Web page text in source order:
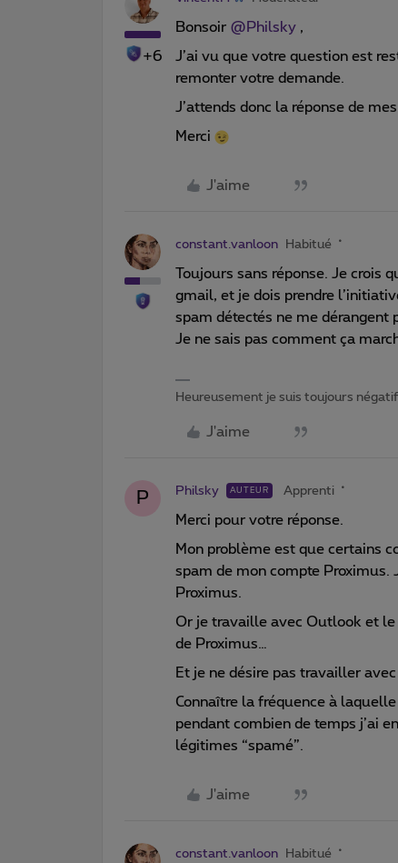
+6
Bonsoir @Philsky ,
J’ai vu que votre question est
remonter votre demande.
J’attends donc la réponse de
Merci
J'aime
constant.vanloon Habitué
Toujours sans réponse. Je crois
gmail, et je dois prendre
spam détectés ne me dérangent
Je ne sais pas comment ça
Heureusement je suis toujours négatif
J'aime
P Philsky AUTEUR Apprenti
Merci pour votre réponse.
Mon problème est que certains
spam de mon compte Proximus.
Proximus.
Or je travaille avec Outlook et le
de Proximus…
Et je ne désire pas travailler avec
Connaître la fréquence à
pendant combien de temps j’ai
légitimes “spamé”.
J'aime
constant.vanloon Habitué